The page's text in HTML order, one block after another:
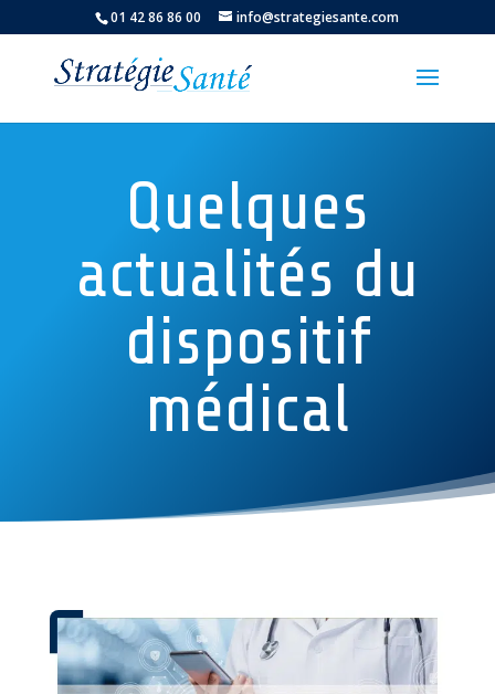
01 42 86 86 00 info@strategiesante.com
Quelques
actualités du
dispositif
médical